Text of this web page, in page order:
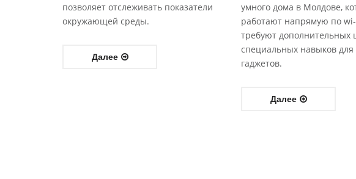
позволяет отслеживать показатели
окружающей среды.
Далее
умного дома в Молдове,
работают напрямую по
требуют дополнительных
специальных навыков для
гаджетов.
Далее